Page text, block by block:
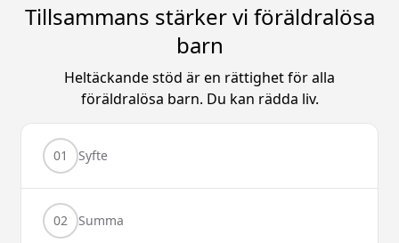
Tillsammans stärker vi föräldralösa
barn
Heltäckande stöd är en rättighet för alla
föräldralösa barn. Du kan rädda liv.
01 Syfte
02 Summa